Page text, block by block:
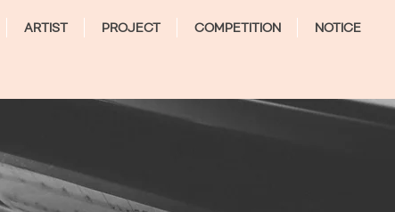
ARTIST PROJECT COMPETITION NOTICE